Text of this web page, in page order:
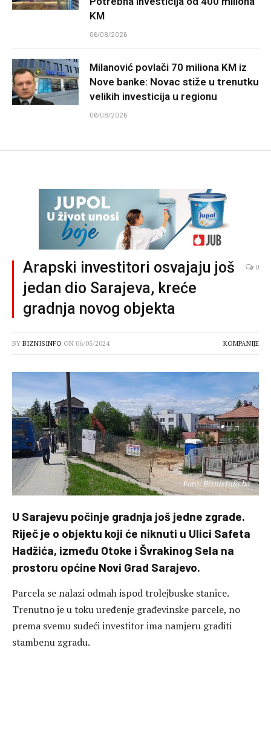
KM
06/08/2026
Milanović povlači 70 miliona KM iz
Nove banke: Novac stiže u trenutku
velikih investicija u regionu
06/08/2026
Arapski investitori osvajaju još
jedan dio Sarajeva, kreće
gradnja novog objekta
0
BY BIZNISINFO ON 06/05/2024 KOMPANIJE
Foto: BiznisInfo.ba
U Sarajevu počinje gradnja još jedne zgrade.
Riječ je o objektu koji će niknuti u Ulici Safeta
Hadžića, između Otoke i Švrakinog Sela na
prostoru općine Novi Grad Sarajevo.
Parcela se nalazi odmah ispod trolejbuske stanice.
Trenutno je u toku uređenje građevinske parcele, no
prema svemu sudeći investitor ima namjeru graditi
stambenu zgradu.